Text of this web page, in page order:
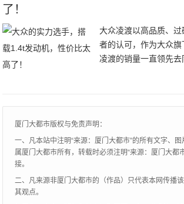
了！
大众凌渡以高品质、
者的认可，作为大众旗
凌渡的销量一直领先
比较火的本田思域，
厦门大都市版权与免责声明：
一、凡本站中注明“来源：厦门大都市”的所有文字、
属厦门大都市所有，转载时必须注明“来源：厦门大都
接。
二、凡来源非厦门大都市的（作品）只代表本网传播
其观点。